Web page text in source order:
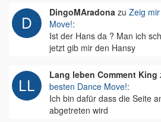
DingoMAradona zu Zeig
Move!:
Ist der Hans da ? Man ich
jetzt gib mir den Hansy
Lang leben Comment King
besten Dance Move!:
Ich bin dafür dass die Seite
abgetreten wird